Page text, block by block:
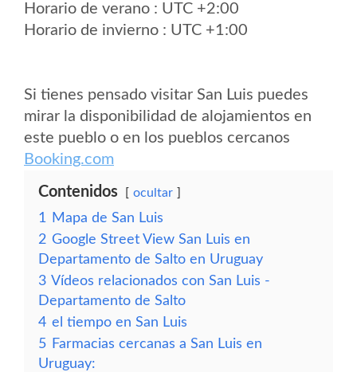
Horario de verano : UTC +2:00
Horario de invierno : UTC +1:00
Si tienes pensado visitar San Luis puedes
mirar la disponibilidad de alojamientos en
este pueblo o en los pueblos cercanos
Booking.com
Contenidos ocultar
1
Mapa de San Luis
2 Google Street View San Luis en
Departamento de Salto en Uruguay
3 Vídeos relacionados con San Luis -
Departamento de Salto
4 el tiempo en San Luis
5 Farmacias cercanas a San Luis en
Uruguay: